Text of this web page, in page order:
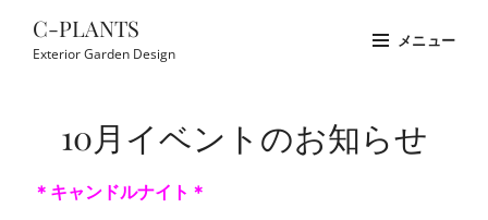
C-PLANTS
Exterior Garden Design
メニュー
10月イベントのお知らせ
＊キャンドルナイト＊